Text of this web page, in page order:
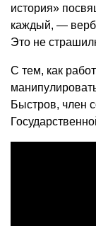
история»
каждый, —
Это не
С тем, как
Быстров, член